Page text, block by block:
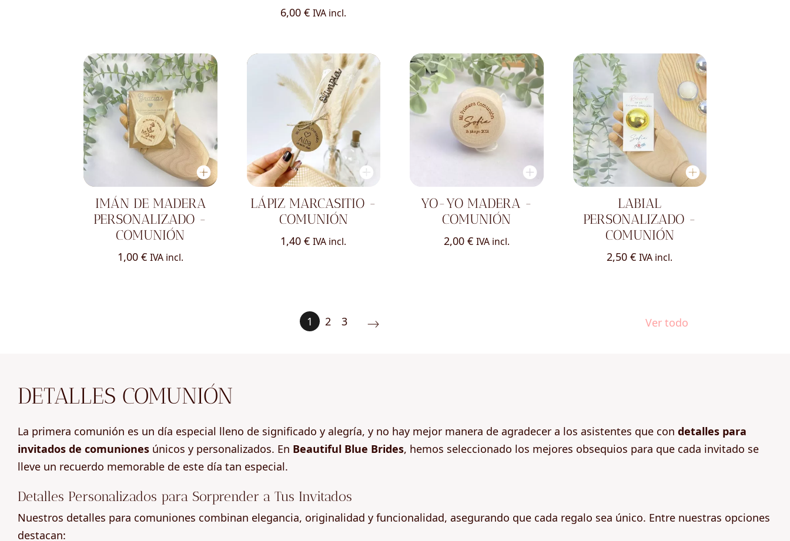
6,00€ IVA incl.
IMÁN DE MADERA
PERSONALIZADO -
COMUNIÓN
1,00 € IVA incl.
LÁPIZ MARCASITIO -
COMUNIÓN
1,40€ IVA incl.
YO-YO MADERA -
COMUNIÓN
2,00 € IVA incl.
LABIAL
PERSONALIZADO -
COMUNIÓN
2,50€ IVA incl.
1 2 3 Ver todo
DETALLES COMUNIÓN
La primera comunión es un día especial lleno de significado y alegría, y no hay mejor manera de agradecer a los asistentes que con detalles para
invitados de comuniones únicos y personalizados. En Beautiful Blue Brides, hemos seleccionado los mejores obsequios para que cada invitado se
lleve un recuerdo memorable de este día tan especial.
Detalles Personalizados para Sorprender a Tus Invitados
Nuestros detalles para comuniones combinan elegancia, originalidad y funcionalidad, asegurando que cada regalo sea único. Entre nuestras opciones
destacan: